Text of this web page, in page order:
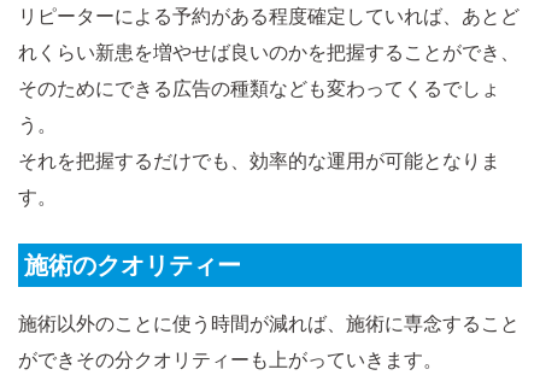
リピーターによる予約がある程度確定していれば、あとど
れくらい新患を増やせば良いのかを把握することができ、
そのためにできる広告の種類なども変わってくるでしょ
う。
それを把握するだけでも、効率的な運用が可能となりま
す。
施術のクオリティー
施術以外のことに使う時間が減れば、施術に専念すること
ができその分クオリティーも上がっていきます。